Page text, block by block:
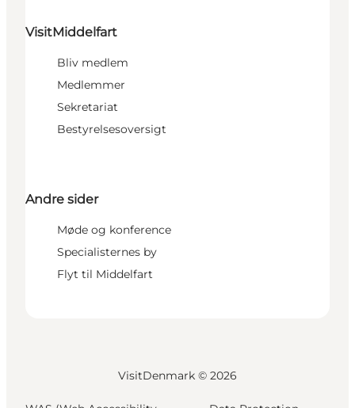
VisitMiddelfart
Bliv medlem
Medlemmer
Sekretariat
Bestyrelsesoversigt
Andre sider
Møde og konference
Specialisternes by
Flyt til Middelfart
VisitDenmark © 2026